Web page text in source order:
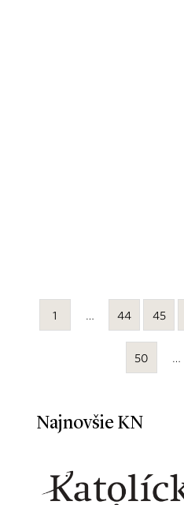
1 … 44 45
50 …
Najnovšie KN